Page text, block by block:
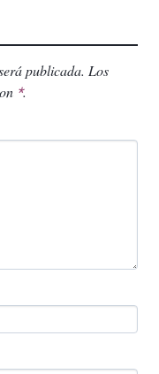
publicada. Los
*.